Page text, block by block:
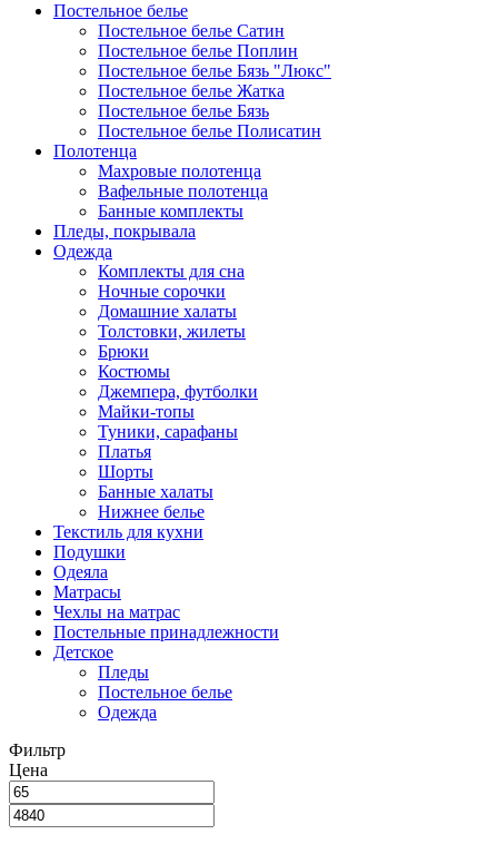
Постельное белье
Постельное белье Сатин
Постельное белье Поплин
Постельное белье Бязь "Люкс"
Постельное белье Жатка
Постельное белье Бязь
Постельное белье Полисатин
Полотенца
Махровые полотенца
Вафельные полотенца
Банные комплекты
Пледы, покрывала
Одежда
Комплекты для сна
Ночные сорочки
Домашние халаты
Толстовки, жилеты
Брюки
Костюмы
Джемпера, футболки
Майки-топы
Туники, сарафаны
Платья
Шорты
Банные халаты
Нижнее белье
Текстиль для кухни
Подушки
Одеяла
Матрасы
Чехлы на матрас
Постельные принадлежности
Детское
Пледы
Постельное белье
Одежда
Фильтр
Цена